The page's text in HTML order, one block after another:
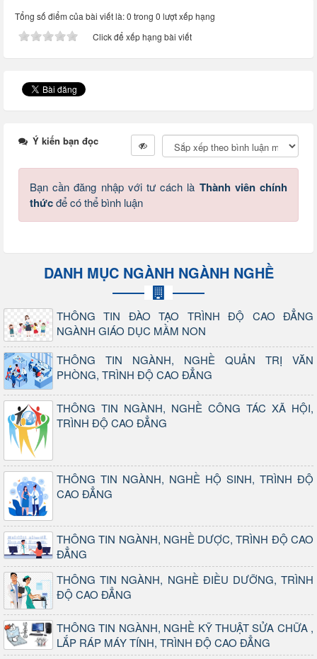
Tổng số điểm của bài viết là: 0 trong 0 lượt xếp hạng
Click để xếp hạng bài viết
Ý kiến bạn đọc
Bạn cần đăng nhập với tư cách là Thành viên chính
thứcđể có thể bình luận
DANH MỤC NGÀNH NGÀNH NGHỀ
THÔNG TIN ĐÀO TẠO TRÌNH ĐỘ CAO ĐẲNG
NGÀNH GIÁO DỤC MẦM NON
THÔNG TIN NGÀNH, NGHỀ QUẢN TRỊ VĂN
PHÒNG, TRÌNH ĐỘ CAO ĐẲNG
THÔNG TIN NGÀNH, NGHỀ CÔNG TÁC XÃ HỘI,
TRÌNH ĐỘ CAO ĐẲNG
THÔNG TIN NGÀNH, NGHỀ HỘ SINH, TRÌNH ĐỘ
CAO ĐẲNG
THÔNG TIN NGÀNH, NGHỀ DƯỢC, TRÌNH ĐỘ CAO
ĐẲNG
THÔNG TIN NGÀNH, NGHỀ ĐIỀU DƯỠNG, TRÌNH
ĐỘ CAO ĐẲNG
THÔNG TIN NGÀNH, NGHỀ KỸ THUẬT SỬA CHỮA ,
LẮP RÁP MÁY TÍNH, TRÌNH ĐỘ CAO ĐẲNG